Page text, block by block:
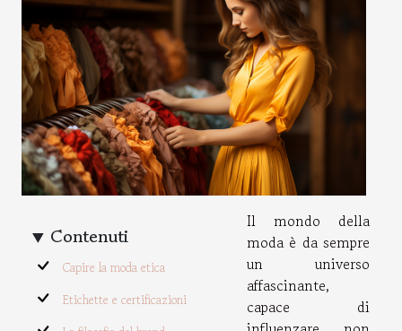
Contenuti
Capire la moda etica
Etichette e certificazioni
Il mondo della
moda è da sempre
un universo
affascinante,
capace di